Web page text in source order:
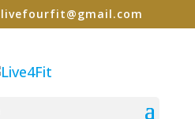
livefourfit@gmail.com